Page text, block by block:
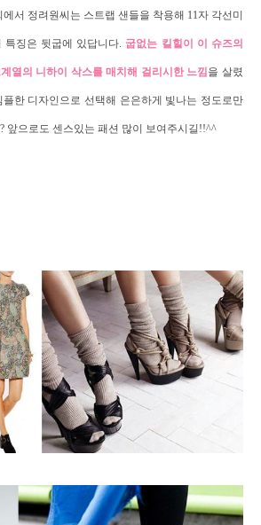
서 정려원씨는 스트랩 샌들을 착용해 11자 각선미
징은 뒷굽에 있답니다. 굽없는 킬힐이 이 슈즈의
열의 니하이 삭스를 매치해 걸리시한 느낌을 살렸
한 디자인으로 선택해 은은하게 빛나는 정도로만
앞으로도 센스있는 패션 많이 보여주시길!!^^